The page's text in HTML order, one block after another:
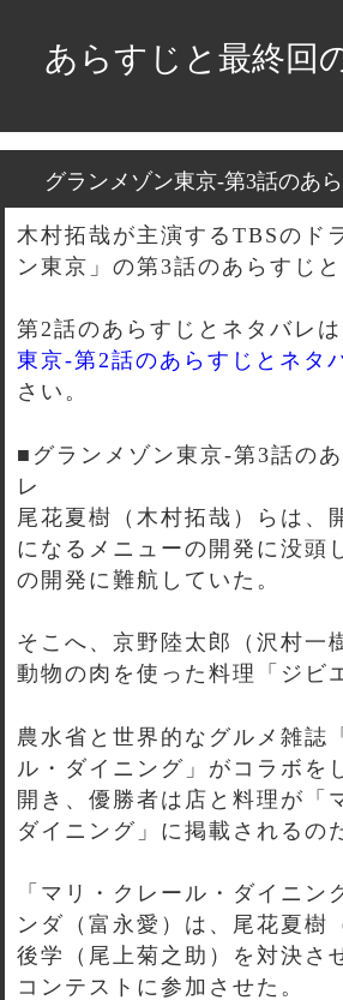
あらすじと最終回
グランメゾン東京-第3話のあ
木村拓哉が主演するTBSのド
ン東京」の第3話のあらすじと
第2話のあらすじとネタバレは
東京-第2話のあらすじとネタ
さい。
■グランメゾン東京-第3話の
レ
尾花夏樹（木村拓哉）らは、
になるメニューの開発に没頭
の開発に難航していた。
そこへ、京野陸太郎（沢村一
動物の肉を使った料理「ジビ
農水省と世界的なグルメ雑誌
ル・ダイニング」がコラボを
開き、優勝者は店と料理が「
ダイニング」に掲載されるの
「マリ・クレール・ダイニン
ンダ（富永愛）は、尾花夏樹
後学（尾上菊之助）を対決さ
コンテストに参加させた。